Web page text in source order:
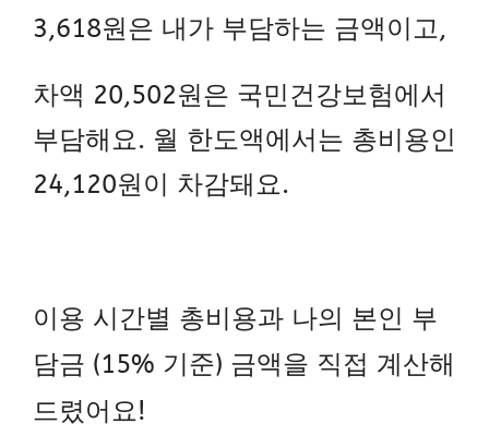
3,618원은 내가 부담하는 금액이고,
차액 20,502원은 국민건강보험에서
부담해요. 월 한도액에서는 총비용인
24,120원이 차감돼요.
이용 시간별 총비용과 나의 본인 부
담금 (15% 기준) 금액을 직접 계산해
드렸어요!